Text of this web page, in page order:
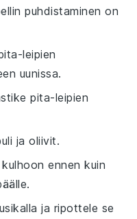
puhdistaminen on
leipien
uunissa.
pita-leipien
ja oliivit.
ennen kuin
ja ripottele se